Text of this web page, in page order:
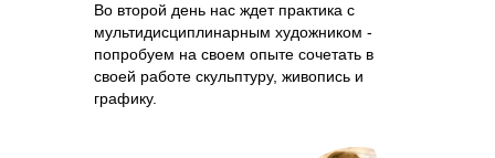
Во второй день нас ждет практика с
мультидисциплинарным художником -
попробуем на своем опыте сочетать в
своей работе скульптуру, живопись и
графику.